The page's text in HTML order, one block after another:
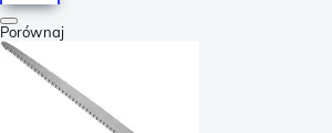
Porównaj